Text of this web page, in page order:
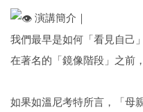
演講簡介｜
我們最早是如何「看見自己
在著名的「鏡像階段」之前
如果如溫尼考特所言，「母